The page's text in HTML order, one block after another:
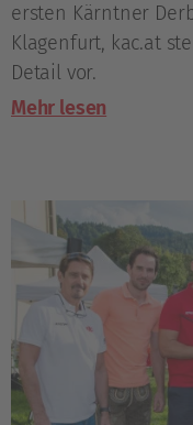
ersten Kärntner
Klagenfurt, kac.at
Detail vor.
Mehr lesen